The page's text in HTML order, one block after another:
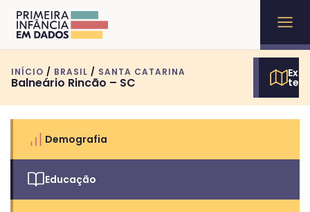
INÍCIO / BRASIL / SANTA CATARINA
Balneário Rincão – SC
Demografia
Educação